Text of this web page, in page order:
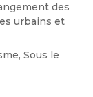
des
urbains et
Sous le